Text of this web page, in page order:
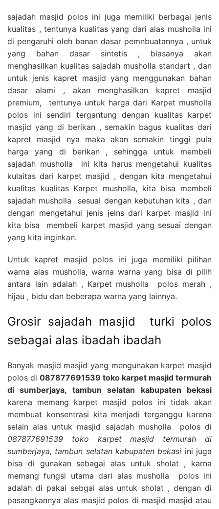
sajadah masjid polos ini juga memiliki berbagai jenis
kualitas , tentunya kualitas yang dari alas musholla ini
di pengaruhi oleh banan dasar pemnbuatannya , untuk
yang bahan dasar sintetis , biasanya akan
menghasilkan kualitas sajadah musholla standart , dan
untuk jenis kapret masjid yang menggunakan bahan
dasar alami , akan menghasilkan kapret masjid
premium, tentunya untuk harga dari Karpet musholla
polos ini sendiri tergantung dengan kualitas karpet
masjid yang di berikan , semakin bagus kualitas dari
kapret masjid nya maka akan semakin tinggi pula
harga yang di berikan , sehingga untuk membeli
sajadah musholla ini kita harus mengetahui kualitas
kulaitas dari karpet masjid , dengan kita mengetahui
kualitas kualitas Karpet musholla, kita bisa membeli
sajadah musholla sesuai dengan kebutuhan kita , dan
dengan mengetahui jenis jeins dari karpet masjid ini
kita bisa membeli karpet masjid yang sesuai dengan
yang kita inginkan.
Untuk kapret masjid polos ini juga memiliki pilihan
warna alas musholla, warna warna yang bisa di pilih
antara lain adalah , Karpet musholla polos merah ,
hijau , bidu dan beberapa warna yang lainnya.
Grosir sajadah masjid turki polos
sebagai alas ibadah ibadah
Banyak masjid masjid yang mengunakan karpet masjid
polos di 087877691539 toko karpet masjid termurah
di sumberjaya, tambun selatan kabupaten bekasi
karena memang karpet masjid polos ini tidak akan
membuat konsentrasi kita menjadi terganggu karena
selain alas untuk masjid sajadah musholla polos di
087877691539 toko karpet masjid termurah di
sumberjaya, tambun selatan kabupaten bekasi ini juga
bisa di gunakan sebagai alas untuk sholat , karna
memang fungsi utama dari alas musholla polos ini
adalah di pakai sebgai alas untuk sholat , dengan di
pasangkannya alas masjid polos di masjid masjid atau